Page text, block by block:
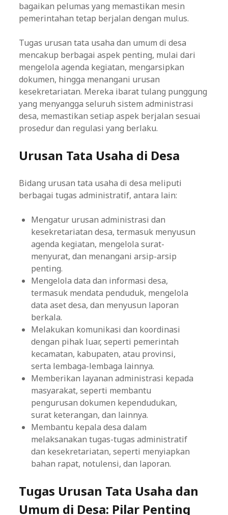
bagaikan pelumas yang memastikan mesin
pemerintahan tetap berjalan dengan mulus.
Tugas urusan tata usaha dan umum di desa
mencakup berbagai aspek penting, mulai dari
mengelola agenda kegiatan, mengarsipkan
dokumen, hingga menangani urusan
kesekretariatan. Mereka ibarat tulang punggung
yang menyangga seluruh sistem administrasi
desa, memastikan setiap aspek berjalan sesuai
prosedur dan regulasi yang berlaku.
Urusan Tata Usaha di Desa
Bidang urusan tata usaha di desa meliputi
berbagai tugas administratif, antara lain:
Mengatur urusan administrasi dan
kesekretariatan desa, termasuk menyusun
agenda kegiatan, mengelola surat-
menyurat, dan menangani arsip-arsip
penting.
Mengelola data dan informasi desa,
termasuk mendata penduduk, mengelola
data aset desa, dan menyusun laporan
berkala.
Melakukan komunikasi dan koordinasi
dengan pihak luar, seperti pemerintah
kecamatan, kabupaten, atau provinsi,
serta lembaga-lembaga lainnya.
Memberikan layanan administrasi kepada
masyarakat, seperti membantu
pengurusan dokumen kependudukan,
surat keterangan, dan lainnya.
Membantu kepala desa dalam
melaksanakan tugas-tugas administratif
dan kesekretariatan, seperti menyiapkan
bahan rapat, notulensi, dan laporan.
Tugas Urusan Tata Usaha dan
Umum di Desa: Pilar Penting